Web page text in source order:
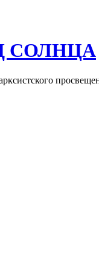
СОЛНЦА